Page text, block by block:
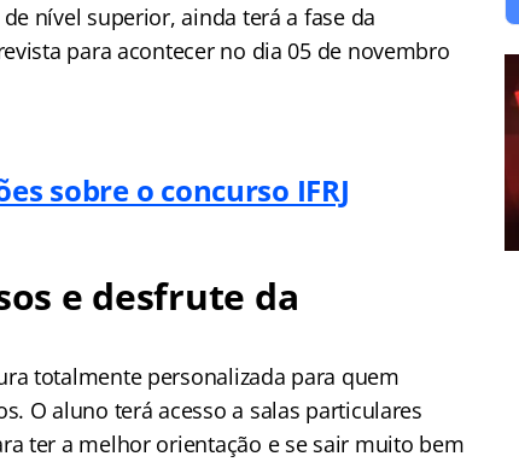
nível superior, ainda terá a fase da
para acontecer no dia 05 de novembro
sobre o concurso IFRJ
e desfrute da
totalmente personalizada para quem
O aluno terá acesso a salas particulares
ter a melhor orientação e se sair muito bem